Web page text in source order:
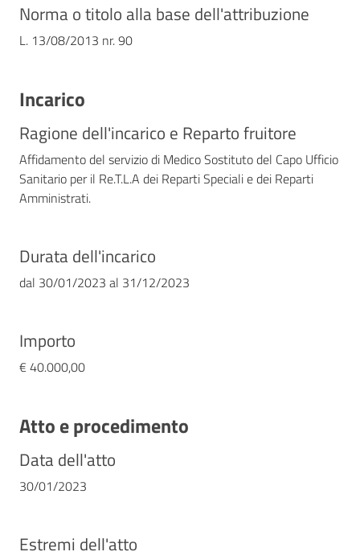
Norma o titolo alla base dell'attribuzione
L. 13/08/2013 nr. 90
Incarico
Ragione dell'incarico e Reparto fruitore
Affidamento del servizio di Medico Sostituto del Capo Ufficio
Sanitario per il Re.T.L.A dei Reparti Speciali e dei Reparti
Amministrati.
Durata dell'incarico
dal 30/01/2023 al 31/12/2023
Importo
€ 40.000,00
Atto e procedimento
Data dell'atto
30/01/2023
Estremi dell'atto